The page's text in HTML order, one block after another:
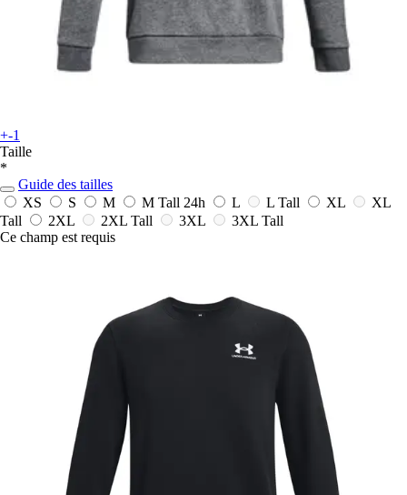
+-1
Taille
*
Guide des tailles
XS
S M M Tall 24h L L Tall XL
XL
Tall
2XL 2XL Tall 3XL
3XL Tall
Ce champ est requis